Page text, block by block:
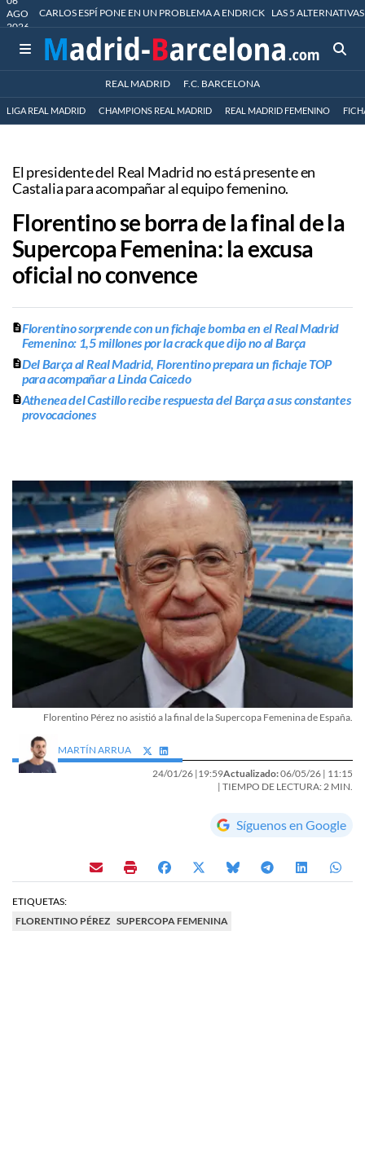
AGO
2026
CARLOS ESPÍ PONE EN UN PROBLEMA A ENDRICK LAS 5
REAL MADRID F.C. BARCELONA
LIGA REAL MADRID CHAMPIONS REAL MADRID REAL MADRID FEMENINO
El presidente del Real Madrid no está presente en
Castalia para acompañar al equipo femenino.
Florentino se borra de la final de la
Supercopa Femenina: la excusa
oficial no convence
Florentino sorprende con un fichaje bomba en el Real Madrid
Femenino: 1,5 millones por la crack que dijo no al Barça
Del Barça al Real Madrid, Florentino prepara un fichaje TOP
para acompañar a Linda Caicedo
Athenea del Castillo recibe respuesta del Barça a sus constantes
provocaciones
Florentino Pérez no asistió a la final de la Supercopa Femenina de España.
MARTÍN ARRUA
24/01/26 |19:59Actualizado:06/05/26 | 11:15
| TIEMPO DE LECTURA: 2 MIN.
Síguenos en Google
ETIQUETAS:
FLORENTINO PÉREZ SUPERCOPA FEMENINA